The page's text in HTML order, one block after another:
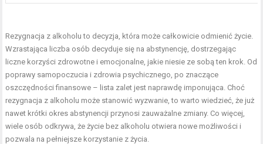
Rezygnacja z alkoholu to decyzja, która może całkowicie odmienić życie.
Wzrastająca liczba osób decyduje się na abstynencję, dostrzegając
liczne korzyści zdrowotne i emocjonalne, jakie niesie ze sobą ten krok. Od
poprawy samopoczucia i zdrowia psychicznego, po znaczące
oszczędności finansowe – lista zalet jest naprawdę imponująca. Choć
rezygnacja z alkoholu może stanowić wyzwanie, to warto wiedzieć, że już
nawet krótki okres abstynencji przynosi zauważalne zmiany. Co więcej,
wiele osób odkrywa, że życie bez alkoholu otwiera nowe możliwości i
pozwala na pełniejsze korzystanie z życia.